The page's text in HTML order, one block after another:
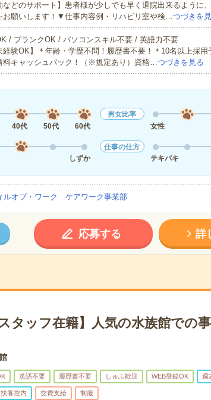
などのサポート】患者様が少しでも早く退院出来るように
お願いします！▼仕事内容例・リハビリ室や検…つづきを
/ ブランクOK / パソコンスキル不要 / 英語力不要
経験OK】＊年齢・学歴不問！履歴書不要！＊10名以上採
キャッシュバック！（※規定あり）資格…つづきを見る
40代 50代 60代
男女比率
女性
しずか
仕事の仕方
テキパキ
ルオブ・ワーク ケアワーク事業部
応募する 詳
タッフ在籍】人気の水族館での
英語不要 履歴書不要 しゅふ歓迎 WEB登録OK 週
扶養控内 交費支給 制服